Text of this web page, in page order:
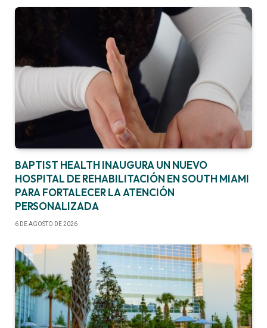
BAPTIST HEALTH INAUGURA UN NUEVO
HOSPITAL DE REHABILITACIÓN EN SOUTH MIAMI
PARA FORTALECER LA ATENCIÓN
PERSONALIZADA
6 DE AGOSTO DE 2026